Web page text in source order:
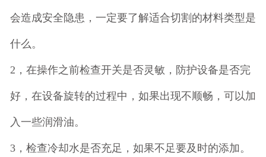
会造成安全隐患，一定要了解适合切割的材料类型是
什么。
2，在操作之前检查开关是否灵敏，防护设备是否完
好，在设备旋转的过程中，如果出现不顺畅，可以加
入一些润滑油。
3，检查冷却水是否充足，如果不足要及时的添加。